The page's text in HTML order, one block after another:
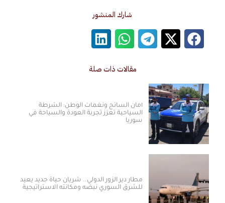
شارك المنشور
مقالات ذات صلة
أمان السائح ونغمات الوطن: الشرطة
السياحية تعزز تجربة العودة والسياحة في
مطار دير الزور الدولي.. شريان حياة جديد يعيد
للشرق السوري نبضه ومكانته الاستراتيجية